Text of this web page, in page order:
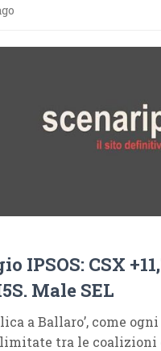
IPSOS: CSX
Male SEL
a Ballaro’, come
tra le coalizioni